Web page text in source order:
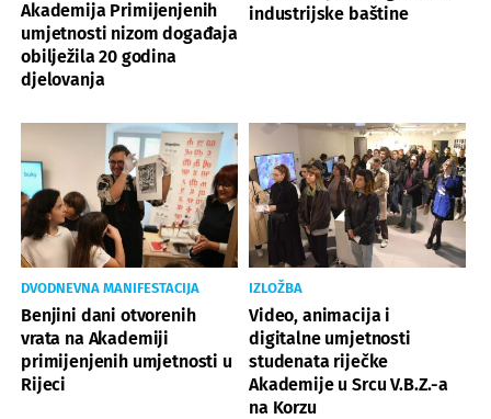
Akademija Primijenjenih
umjetnosti nizom događaja
obilježila 20 godina
djelovanja
industrijske baštine
DVODNEVNA MANIFESTACIJA
Benjini dani otvorenih
vrata na Akademiji
primijenjenih umjetnosti u
Rijeci
IZLOŽBA
Video, animacija i
digitalne umjetnosti
studenata riječke
Akademije u Srcu V.B.Z.-a
na Korzu